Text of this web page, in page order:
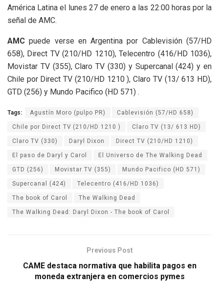
América Latina el lunes 27 de enero a las 22:00 horas por la
señal de AMC.
AMC puede verse en Argentina por Cablevisión (57/HD
658), Direct TV (210/HD 1210), Telecentro (416/HD 1036),
Movistar TV (355), Claro TV (330) y Supercanal (424) y en
Chile por Direct TV (210/HD 1210 ), Claro TV (13/ 613 HD),
GTD (256) y Mundo Pacifico (HD 571) .
Tags: Agustín Moro (pulpo PR) Cablevisión (57/HD 658)
Chile por Direct TV (210/HD 1210 ) Claro TV (13/ 613 HD)
Claro TV (330) Daryl Dixon Direct TV (210/HD 1210)
El paso de Daryl y Carol El Universo de The Walking Dead
GTD (256) Movistar TV (355) Mundo Pacifico (HD 571)
Supercanal (424) Telecentro (416/HD 1036)
The book of Carol The Walking Dead
The Walking Dead: Daryl Dixon - The book of Carol
Previous Post
CAME destaca normativa que habilita pagos en
moneda extranjera en comercios pymes